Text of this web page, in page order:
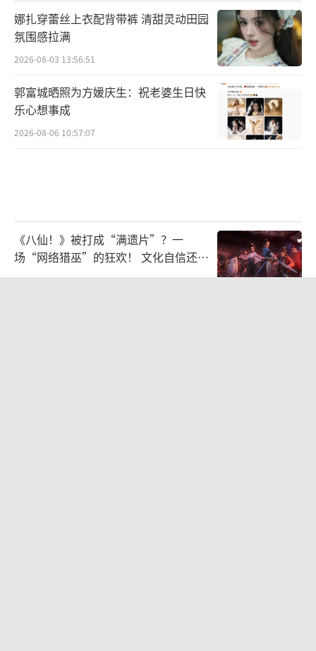
娜扎穿蕾丝上衣配背带裤 清甜灵动田园
氛围感拉满
2026-08-03 13:56:51
郭富城晒照为方媛庆生：祝老婆生日快
乐心想事成
2026-08-06 10:57:07
《八仙！》被打成“满遗片”？一
场“网络猎巫”的狂欢！ 文化自信还是
焦虑？
2026-07-20 13:29:10